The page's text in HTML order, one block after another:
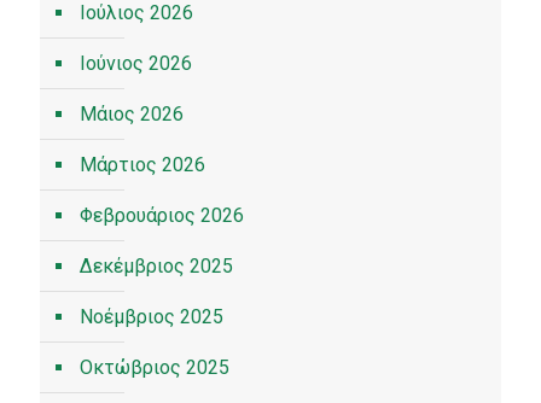
Ιούλιος 2026
Ιούνιος 2026
Μάιος 2026
Μάρτιος 2026
Φεβρουάριος 2026
Δεκέμβριος 2025
Νοέμβριος 2025
Οκτώβριος 2025